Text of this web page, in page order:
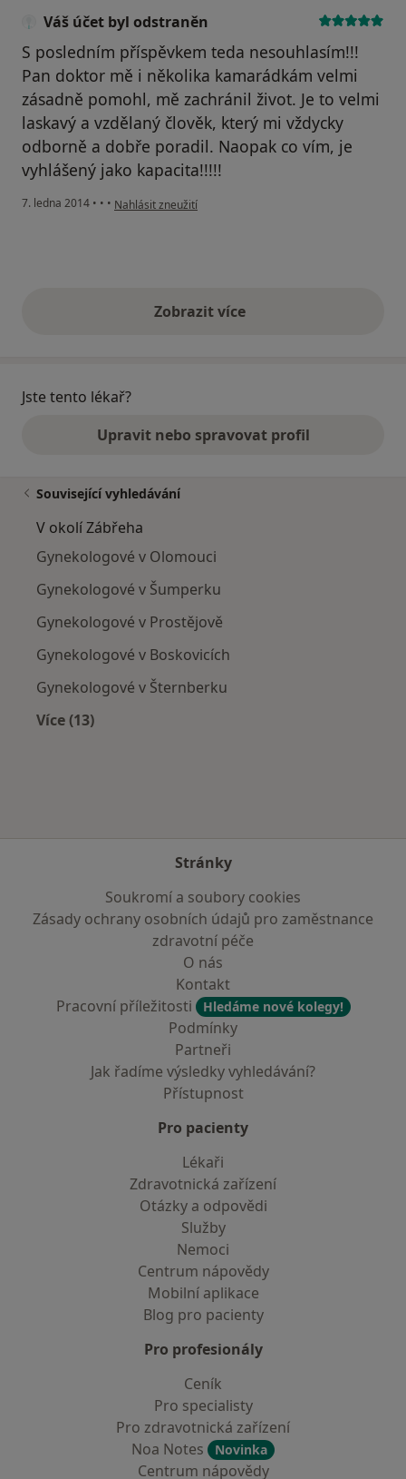
Váš účet byl odstraněn
S posledním příspěvkem teda nesouhlasím!!!
Pan doktor mě i několika kamarádkám velmi
zásadně pomohl, mě zachránil život. Je to velmi
laskavý a vzdělaný člověk, který mi vždycky
odborně a dobře poradil. Naopak co vím, je
vyhlášený jako kapacita!!!!!
7. ledna 2014 • • • podle názoru uživatele Váš účet byl odstraněn
Nahlásit zneužití
Zobrazit vícevýše uvedené názory
Jste tento lékař?
Upravit nebo spravovat profil
Související vyhledávání
V okolí Zábřeha
Gynekologové v Olomouci
Gynekologové v Šumperku
Gynekologové v Prostějově
Gynekologové v Boskovicích
Gynekologové v Šternberku
Více (13)
Stránky
Soukromí a soubory cookies
Zásady ochrany osobních údajů pro zaměstnance
zdravotní péče
O nás
Kontakt
Pracovní příležitosti
Hledáme nové kolegy!
Podmínky
Partneři
Jak řadíme výsledky vyhledávání?
Přístupnost
Pro pacienty
Lékaři
Zdravotnická zařízení
Otázky a odpovědi
Služby
Nemoci
Centrum nápovědy
Mobilní aplikace
Blog pro pacienty
Pro profesionály
Ceník
Pro specialisty
Pro zdravotnická zařízení
Noa Notes
Novinka
Centrum nápovědy